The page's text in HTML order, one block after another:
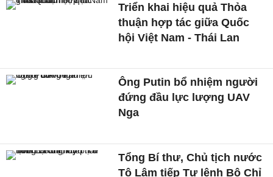
Triển khai hiệu quả Thỏa
thuận hợp tác giữa Quốc
hội Việt Nam - Thái Lan
Ông Putin bổ nhiệm người
đứng đầu lực lượng UAV
Nga
Tổng Bí thư, Chủ tịch nước
Tô Lâm tiếp Tư lệnh Bộ Chỉ